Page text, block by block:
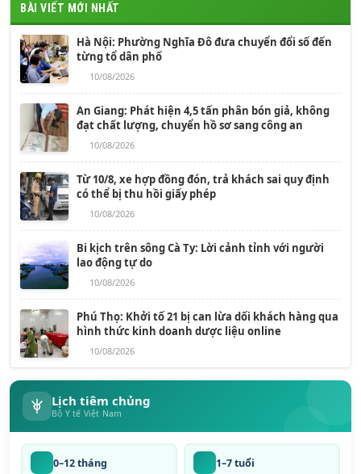
BÀI VIẾT MỚI NHẤT
Hà Nội: Phường Nghĩa Đô đưa chuyển đổi số đến
từng tổ dân phố
10/08/2026
An Giang: Phát hiện 4,5 tấn phân bón giả, không
đạt chất lượng, chuyển hồ sơ sang công an
10/08/2026
Từ 10/8, xe hợp đồng đón, trả khách sai quy định
có thể bị thu hồi giấy phép
10/08/2026
Bi kịch trên sông Cà Ty: Lời cảnh tỉnh với người
lao động tự do
10/08/2026
Phú Thọ: Khởi tố 21 bị can lừa dối khách hàng qua
hình thức kinh doanh dược liệu online
10/08/2026
Lịch tiêm chủng
Bộ Y tế Việt Nam
0–12 tháng 1–7 tuổi